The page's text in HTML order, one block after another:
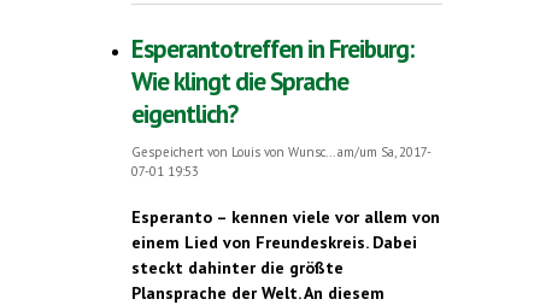
Esperantotreffen in Freiburg:
Wie klingt die Sprache
eigentlich?
Gespeichert von Louis von Wunsc...am/um Sa, 2017-
07-01 19:53
Esperanto – kennen viele vor allem von
einem Lied von Freundeskreis. Dabei
steckt dahinter die größte
Plansprache der Welt. An diesem